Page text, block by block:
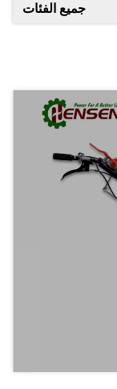
جميع الفئات